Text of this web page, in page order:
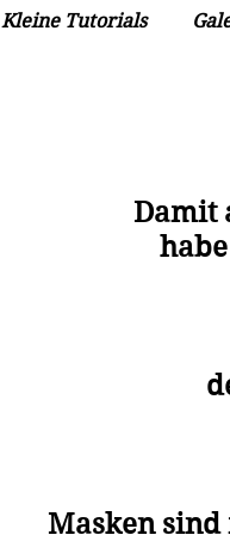
Damit
Masken
Kleine Tutorials